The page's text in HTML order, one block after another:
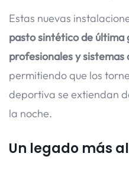
Estas nuevas
pasto sintético de
profesionales y sistemas
permitiendo que los
deportiva se extiendan
la noche.
Un legado más